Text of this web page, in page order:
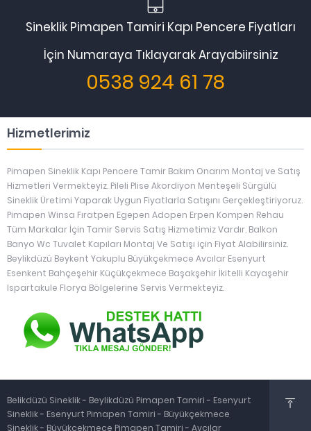
Sineklik Pimapen Tamiri Kapı Pencere Fiyatları
İçin Numaraya Tıklayarak Arayabiirsiniz
0538 924 61 78
Hizmetlerimiz
Pimapen Sineklik Kapı Pencere Tamir Bakım Onarım Montaj ve Satış
Hizmetleri Vermekteyiz. Pileli Plise Akordiyon Menteşeli Sürgülü
Sineklik Üretimi Yaparak Uygun Fiyatlarla Satışını Gerçekleştiriyoruz.
Pimapen Winsa Fıratpen Egepen Adopen Erpen Kompen Rehau
Tüm Markalar İçin Tamir Servis Satış Hizmetimiz Vardır. Balkon
Banyo Wc Tuvalet Kapıları Montaj Ve Satışı için Fiyat Alabilirsiniz.
Beylikdüzü Beykent Yakuplu Büyükçekmece Avcılar Esenyurt
Esenkent Bahçeşehir Küçükçekmece Başakşehir İkitelli Kayaşehir
Ispartakule Florya Bölgelerine Servis Vermekteyiz.
Belikdüzü Sineklik- Beylikdüzü Pimapen Tamiri- Esenyurt
Sineklik- Esenyurt Pimapen Tamiri- Büyükçekmece
Sineklik- Büyükçekmece Pimapen Tamiri- Avcılar